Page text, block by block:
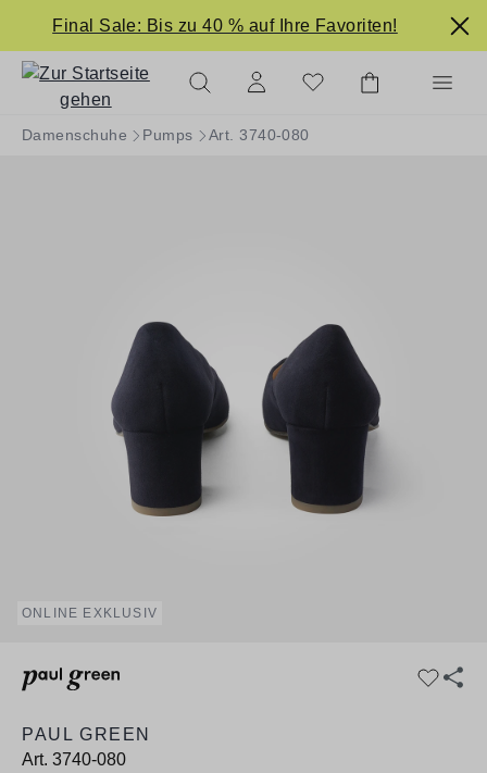
springen
Final Sale: Bis zu 40 % auf Ihre Favoriten!
Damenschuhe Pumps Art. 3740-080
ONLINE EXKLUSIV
PAUL GREEN
Art. 3740-080